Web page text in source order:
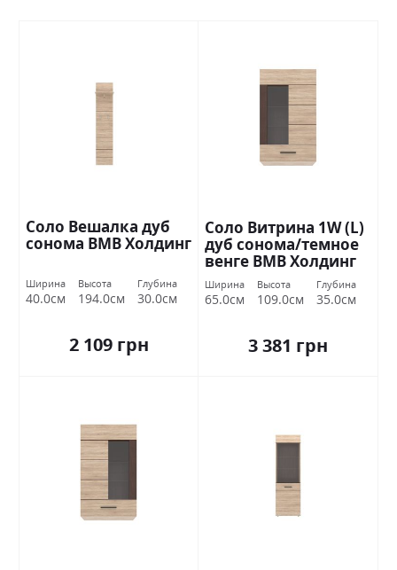
Соло Вешалка дуб
сонома ВМВ Холдинг
Ширина
40.0см
Высота
194.0см
Глубина
30.0см
2 109 грн
Соло Витрина 1W (L)
дуб сонома/темное
венге ВМВ Холдинг
Ширина
65.0см
Высота
109.0см
Глубина
35.0см
3 381 грн